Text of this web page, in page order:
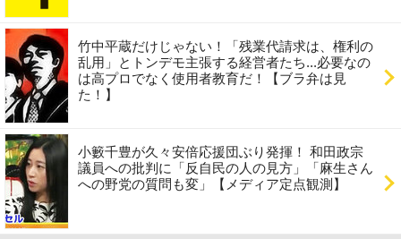
竹中平蔵だけじゃない！「残業代請求は、権利の
乱用」とトンデモ主張する経営者たち...必要なの
は高プロでなく使用者教育だ！【ブラ弁は見
た！】
小籔千豊が久々安倍応援団ぶり発揮！ 和田政宗
議員への批判に「反自民の人の見方」「麻生さん
への野党の質問も変」【メディア定点観測】